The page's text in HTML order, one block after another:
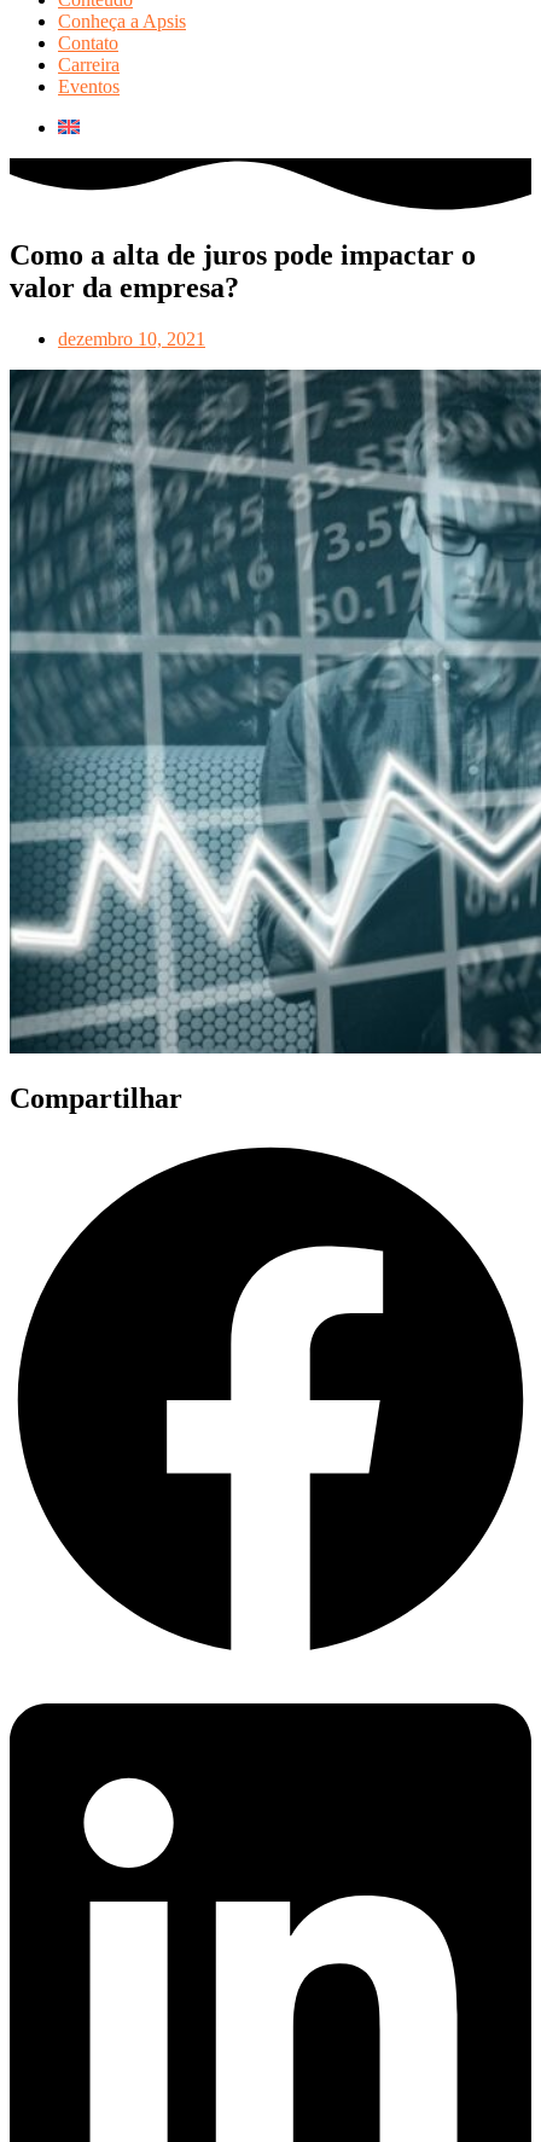
Conheça a Apsis
Contato
Carreira
Eventos
Como a alta de juros pode impactar o
valor da empresa?
dezembro 10, 2021
Compartilhar